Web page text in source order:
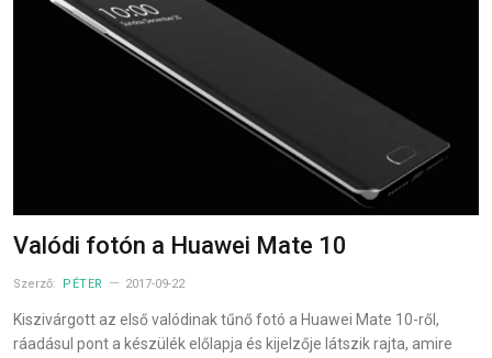
Valódi fotón a Huawei Mate 10
Szerző: PÉTER 2017-09-22
Kiszivárgott az első valódinak tűnő fotó a Huawei Mate 10-ről,
ráadásul pont a készülék előlapja és kijelzője látszik rajta, amire